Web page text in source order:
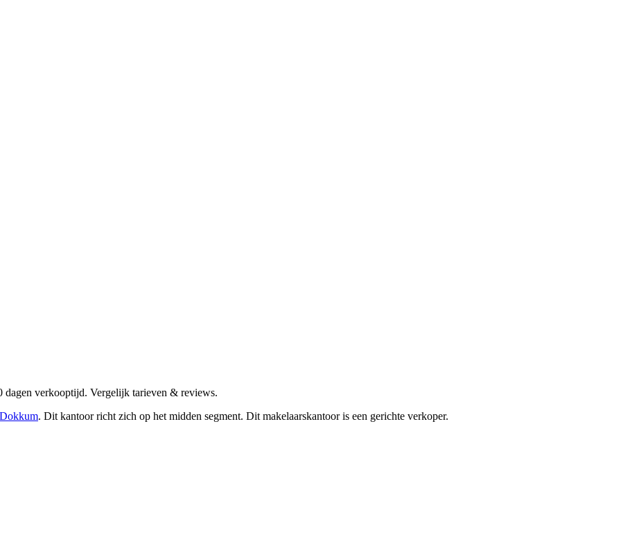
verkooptijd. Vergelijk tarieven & reviews.
Dokkum. Dit kantoor richt zich op het midden segment. Dit makelaarskantoor is een gerichte verkoper.